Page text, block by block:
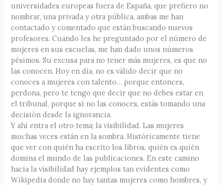
universidades europeas fuera de España, que prefiero no
nombrar, una privada y otra pública, ambas me han
contactado y comentado que están buscando nuevos
profesores. Cuando les he preguntado por el número de
mujeres en sus escuelas, me han dado unos números
pésimos. Su excusa para no tener más mujeres, es que no
las conocen. Hoy en día, no es válido decir que no
conoces a mujeres con talento… porque entonces,
perdona, pero te tengo que decir que no debes estar en
el tribunal, porque si no las conoces, estás tomando una
decisión desde la ignorancia.
Y ahí entra el otro tema; la visibilidad. Las mujeres
muchas veces están en la sombra. Históricamente tiene
que ver con quién ha escrito los libros, quién es quién
domina el mundo de las publicaciones. En este camino
hacia la visibilidad hay ejemplos tan evidentes como
Wikipedia donde no hay tantas mujeres como hombres, y